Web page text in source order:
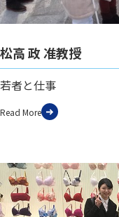
松高 政 准教授
若者と仕事
Read More